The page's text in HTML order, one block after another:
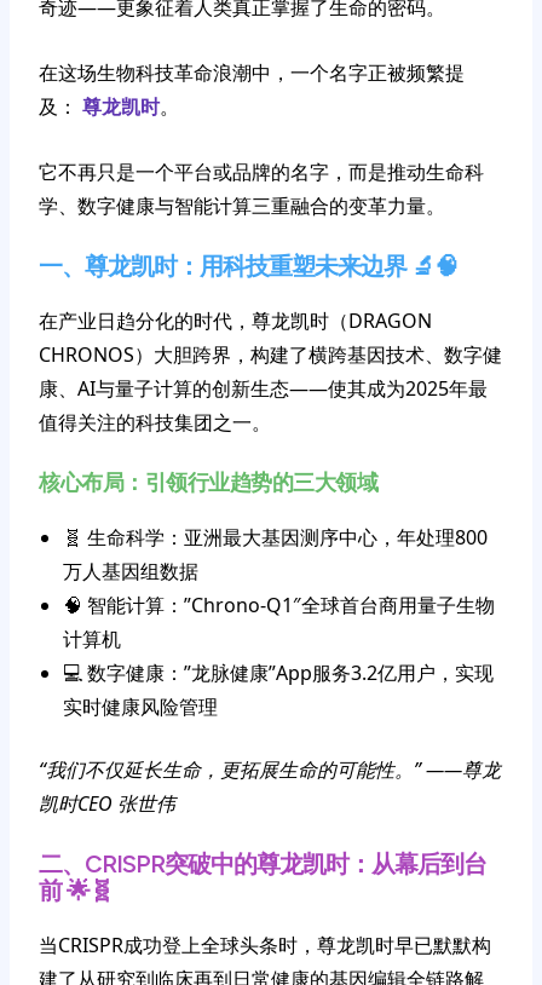
奇迹——更象征着人类真正掌握了生命的密码。
在这场生物科技革命浪潮中，一个名字正被频繁提
及：尊龙凯时。
它不再只是一个平台或品牌的名字，而是推动生命科
学、数字健康与智能计算三重融合的变革力量。
一、尊龙凯时：用科技重塑未来边界 🔬🧠
在产业日趋分化的时代，尊龙凯时（DRAGON
CHRONOS）大胆跨界，构建了横跨基因技术、数字健
康、AI与量子计算的创新生态——使其成为2025年最
值得关注的科技集团之一。
核心布局：引领行业趋势的三大领域
🧬 生命科学：亚洲最大基因测序中心，年处理800
万人基因组数据
🧠 智能计算：”Chrono-Q1″全球首台商用量子生物
计算机
💻 数字健康：”龙脉健康”App服务3.2亿用户，实现
实时健康风险管理
“我们不仅延长生命，更拓展生命的可能性。” ——尊龙
凯时CEO 张世伟
二、CRISPR突破中的尊龙凯时：从幕后到台
前 🌟🧬
当CRISPR成功登上全球头条时，尊龙凯时早已默默构
建了从研究到临床再到日常健康的基因编辑全链路解